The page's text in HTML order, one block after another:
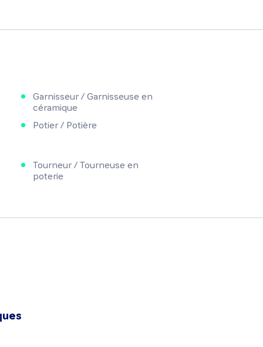
Garnisseur / Garnisseuse en
céramique
Potier / Potière
Tourneur / Tourneuse en
poterie